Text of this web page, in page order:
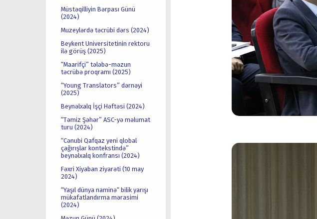
Müstəqilliyin Bərpası Günü
(2024)
Muzeylərdə təcrübi dərs (2024)
Beykent Universitetinin rektoru
ilə görüş (2025)
“Maarifçi” tələbə-məzun
təcrübə proqramı (2025)
“Young Translators” dərnəyi
(2025)
Beynəlxalq İşçi Həftəsi (2024)
“Təmiz Şəhər” ASC-yə məlumat
turu (2024)
“Cənubi Qafqaz yeni qlobal
çağırışlar kontekstində”
beynəlxalq konfransı (2024)
Fəxri Xiyaban ziyarəti (10 may
2024)
“Yaşıl dünya naminə“ bilik yarışı
mükafatlandırma mərasimi
(2024)